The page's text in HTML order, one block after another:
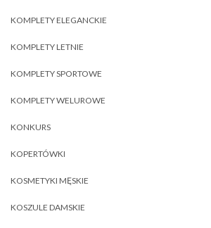
KOMPLETY ELEGANCKIE
KOMPLETY LETNIE
KOMPLETY SPORTOWE
KOMPLETY WELUROWE
KONKURS
KOPERTÓWKI
KOSMETYKI MĘSKIE
KOSZULE DAMSKIE